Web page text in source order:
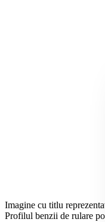
Imagine cu titlu
Profilul benzii de rulare